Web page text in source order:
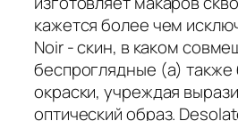
кажется более чем
Noir - скин, в каком
беспроглядные (а) также
окраски, учреждая
оптический образ.